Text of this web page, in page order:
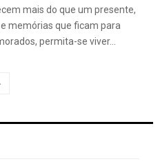
mais do que um presente,
memórias que ficam para
permita-se viver...